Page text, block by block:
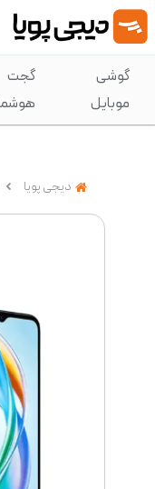
گوشی
موبایل
گجت
دیجی پویا